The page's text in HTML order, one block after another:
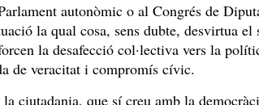
autonòmic o al Congrés de
la qual cosa, sens dubte, desvirtua
la desafecció col·lectiva vers la
de veracitat i compromís cívic.
ciutadania, que sí creu amb la